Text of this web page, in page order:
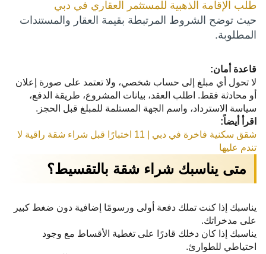
طلب الإقامة الذهبية للمستثمر العقاري في دبي
حيث توضح الشروط المرتبطة بقيمة العقار والمستندات
المطلوبة.
قاعدة أمان:
لا تحول أي مبلغ إلى حساب شخصي، ولا تعتمد على صورة إعلان
أو محادثة فقط. اطلب العقد، بيانات المشروع، طريقة الدفع،
سياسة الاسترداد، واسم الجهة المستلمة للمبلغ قبل الحجز.
اقرأ أيضاً:
شقق سكنية فاخرة في دبي | 11 اختبارًا قبل شراء شقة راقية لا
تندم عليها
متى يناسبك شراء شقة بالتقسيط؟
يناسبك إذا كنت تملك دفعة أولى ورسومًا إضافية دون ضغط كبير
على مدخراتك.
يناسبك إذا كان دخلك قادرًا على تغطية الأقساط مع وجود
احتياطي للطوارئ.